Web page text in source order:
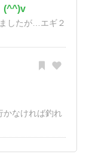
(^^)v
したが…エギ２
かなければ釣れ